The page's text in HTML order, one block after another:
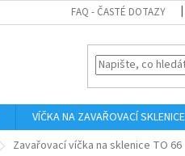
FAQ - ČASTÉ DOTAZY
VÍČKA NA ZAVAŘOVACÍ SKLENICE
Zavařovací víčka na sklenice TO 66